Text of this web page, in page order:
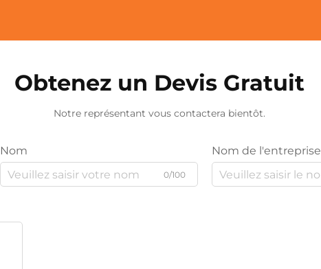
Obtenez un Devis Gratuit
Notre représentant vous contactera bientôt.
Nom
0/100
Nom de l'entreprise